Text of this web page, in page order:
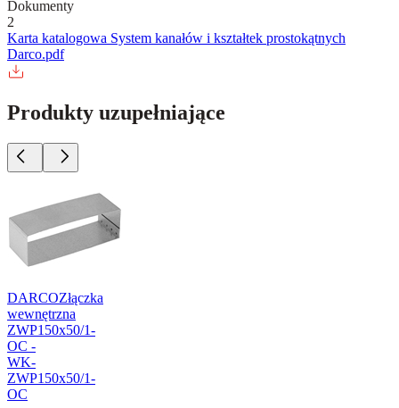
Dokumenty
2
Karta katalogowa System kanałów i kształtek prostokątnych
Darco.pdf
Produkty uzupełniające
DARCOZłączka
wewnętrzna
ZWP150x50/1-
OC -
WK-
ZWP150x50/1-
OC